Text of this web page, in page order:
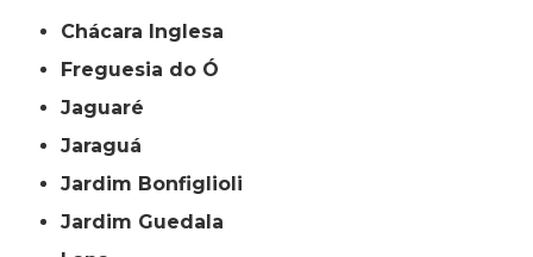
Chácara Inglesa
Freguesia do Ó
Jaguaré
Jaraguá
Jardim Bonfiglioli
Jardim Guedala